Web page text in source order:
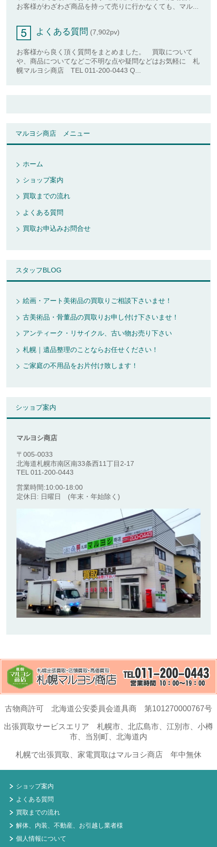
お客様がわざわざ商品を持って売りに行かなくても、マル...
よくある質問 (7,902pv)
お客様から良く頂く質問をまとめました。 買取について
や、商品についてなどご不明な点や疑問などはお気軽に 札
幌マルヨシ商店 TEL 011-200-0443 Q...
マルヨシ商店 メニュー
ホーム
ショップ案内
買取までの流れ
よくある質問
買取お申込みお問合せ
スタッフBLOG
絵画・アート美術品の買取りご相談下さいませ！
古美術品・骨董品の買取りお申し付け下さいませ！
アンティーク・リサイクル、古い物お売り下さい
札幌｜遺品整理のことならお任せください！
ご家庭の不用品をお片付け致します！
シッョプ案内
マルヨシ商店
〒005-0033
北海道札幌市南区南33条西11丁目2-17
TEL 011-200-0443
営業時間:10:00-18:00
定休日: 日曜日 (年末・年始除く)
古物商許可 北海道公安委員会道具商 第101270000767号
出張買取サービスエリア 札幌市、北広島市、江別市、小樽
市、当別町、北海道内
札幌で出張買取、家電買取はマルヨシ商店 年中無休
ショップ案内
よくある質問
買取までの流れ
解体、内装、不動産、お引越し業者様
個人情報について